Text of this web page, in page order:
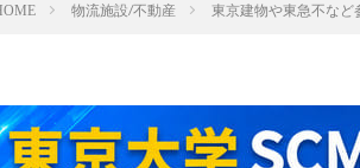
物流施設/不動産 東京建物や東急不など